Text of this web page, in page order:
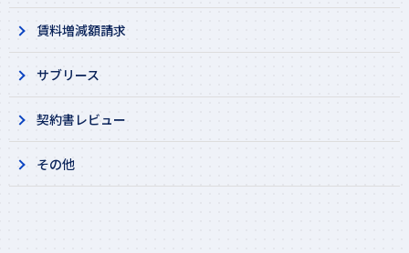
賃料増減額請求
サブリース
契約書レビュー
その他​